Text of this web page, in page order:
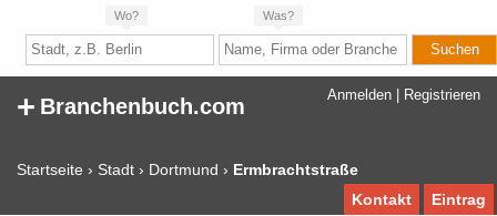
Wo? Was?
Anmelden Registrieren
+ Branchenbuch.com
Startseite › Stadt › Dortmund › Ermbrachtstraße
Eintrag
Kontakt